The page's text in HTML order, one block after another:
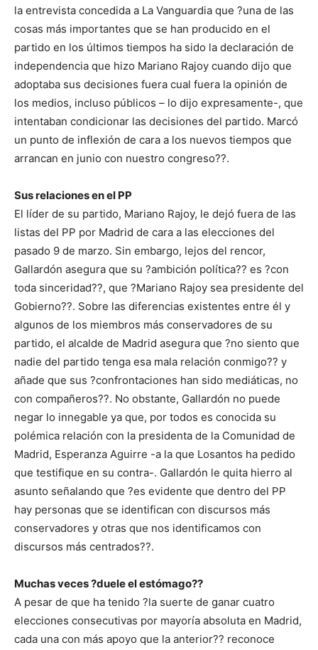
la entrevista concedida a La Vanguardia que ?una de las
cosas más importantes que se han producido en el
partido en los últimos tiempos ha sido la declaración de
independencia que hizo Mariano Rajoy cuando dijo que
adoptaba sus decisiones fuera cual fuera la opinión de
los medios, incluso públicos – lo dijo expresamente-, que
intentaban condicionar las decisiones del partido. Marcó
un punto de inflexión de cara a los nuevos tiempos que
arrancan en junio con nuestro congreso??.
Sus relaciones en el PP
El líder de su partido, Mariano Rajoy, le dejó fuera de las
listas del PP por Madrid de cara a las elecciones del
pasado 9 de marzo. Sin embargo, lejos del rencor,
Gallardón asegura que su ?ambición política?? es ?con
toda sinceridad??, que ?Mariano Rajoy sea presidente del
Gobierno??. Sobre las diferencias existentes entre él y
algunos de los miembros más conservadores de su
partido, el alcalde de Madrid asegura que ?no siento que
nadie del partido tenga esa mala relación conmigo?? y
añade que sus ?confrontaciones han sido mediáticas, no
con compañeros??. No obstante, Gallardón no puede
negar lo innegable ya que, por todos es conocida su
polémica relación con la presidenta de la Comunidad de
Madrid, Esperanza Aguirre -a la que Losantos ha pedido
que testifique en su contra-. Gallardón le quita hierro al
asunto señalando que ?es evidente que dentro del PP
hay personas que se identifican con discursos más
conservadores y otras que nos identificamos con
discursos más centrados??.
Muchas veces ?duele el estómago??
A pesar de que ha tenido ?la suerte de ganar cuatro
elecciones consecutivas por mayoría absoluta en Madrid,
cada una con más apoyo que la anterior?? reconoce